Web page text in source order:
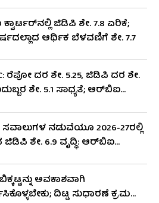
ಜಿಡಿಪಿ ಶೇ. 7.8 ಏರಿಕೆ;
ಆರ್ಥಿಕ ಬೆಳವಣಿಗೆ ಶೇ. 7.7
ರೆಪೋ ದರ ಶೇ. 5.25, ಜಿಡಿಪಿ ದರ ಶೇ.
ಶೇ. 5.1 ಸಾಧ್ಯತೆ; ಆರ್​ಬಿಐ
ನಡುವೆಯೂ 2026-27ರಲ್ಲಿ
ಶೇ. 6.9 ವೃದ್ಧಿ: ಆರ್​ಬಿಐ
ಅವಕಾಶವಾಗಿ
ದಿಟ್ಟ ಸುಧಾರಣೆ ಕ್ರಮ